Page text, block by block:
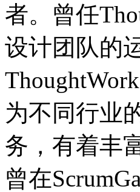
者。曾任
设计团队的
为不同行业
务，有着丰
曾在